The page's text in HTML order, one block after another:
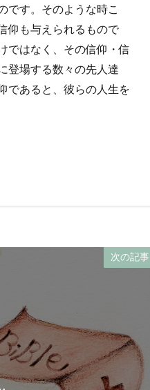
です。そのような時こ
仰も与えられるもので
ではなく、その信仰・信
登場する数々の先人達
であると、彼らの人生を
次の記事